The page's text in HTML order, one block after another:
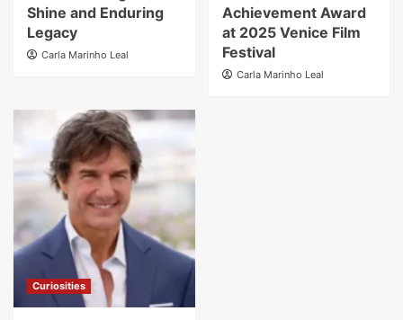
Shine and Enduring
Legacy
Carla Marinho Leal
Achievement Award
at 2025 Venice Film
Festival
Carla Marinho Leal
Curiosities